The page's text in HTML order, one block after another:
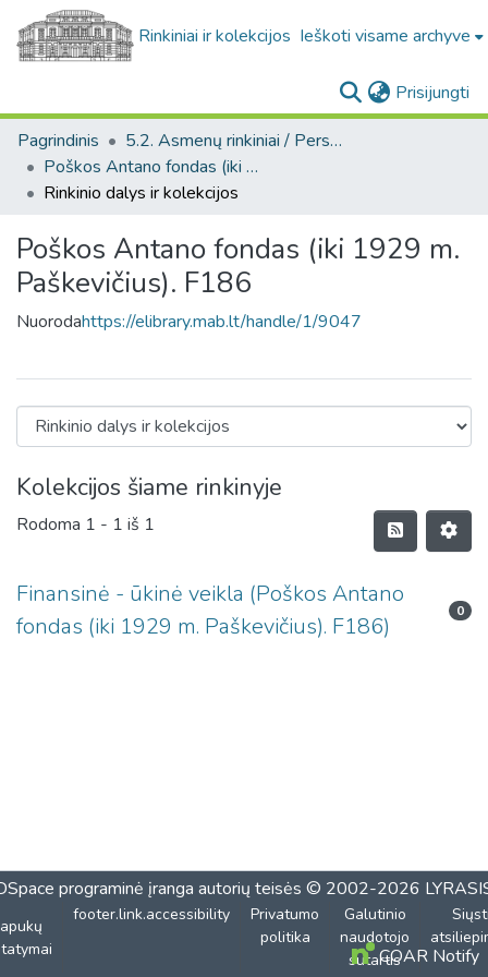
Rinkiniai ir kolekcijos Ieškoti visame archyve
Prisijungti
Pagrindinis
5.2. Asmenų rinkiniai / Personal collections
Poškos Antano fondas (iki 1929 m. Paškevičius). F186
Rinkinio dalys ir kolekcijos
Poškos Antano fondas (iki 1929 m.
Paškevičius). F186
Nuorodahttps://elibrary.mab.lt/handle/1/9047
Kolekcijos šiame rinkinyje
Rodoma 1 - 1 iš 1
Finansinė - ūkinė veikla (Poškos Antano
fondas (iki 1929 m. Paškevičius). F186)
0
programinė įranga autorių teisės © 2002-2026
footer.link.accessibility
Privatumo
politika
Galutinio
naudotojo
sutartisCOAR Notify